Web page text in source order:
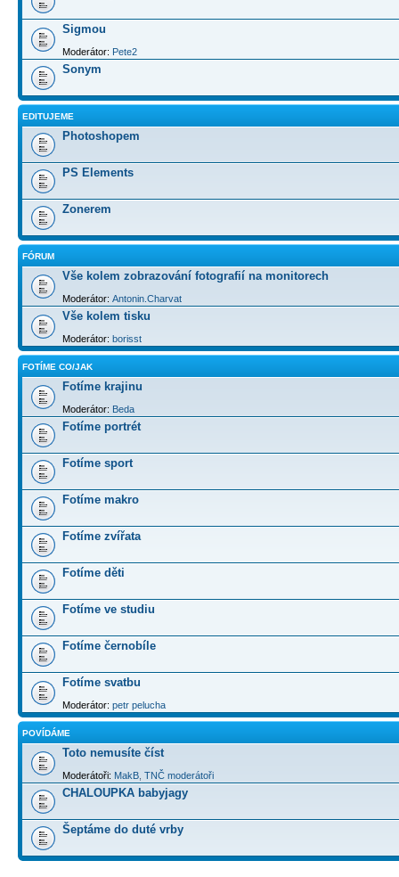
Sigmou
Moderátor: Pete2
Sonym
EDITUJEME
Photoshopem
PS Elements
Zonerem
FÓRUM
Vše kolem zobrazování fotografií na monitorech
Moderátor: Antonin.Charvat
Vše kolem tisku
Moderátor: borisst
FOTÍME CO/JAK
Fotíme krajinu
Moderátor: Beda
Fotíme portrét
Fotíme sport
Fotíme makro
Fotíme zvířata
Fotíme děti
Fotíme ve studiu
Fotíme černobíle
Fotíme svatbu
Moderátor: petr pelucha
POVÍDÁME
Toto nemusíte číst
Moderátoři: MakB TNČ moderátoři
CHALOUPKA babyjagy
Šeptáme do duté vrby